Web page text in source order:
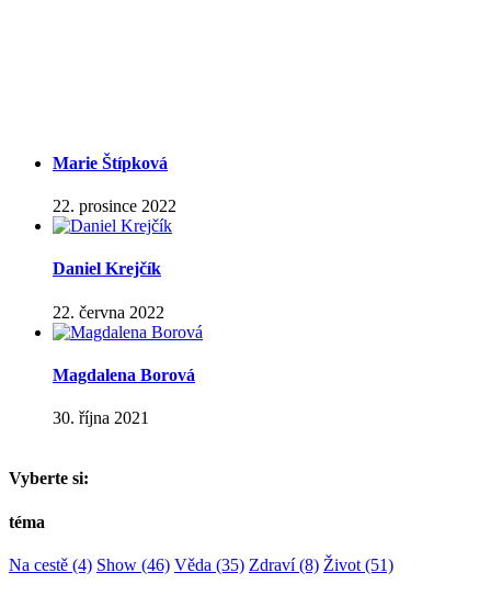
Marie Štípková
22. prosince 2022
Daniel Krejčík
22. června 2022
Magdalena Borová
30. října 2021
Vyberte si:
téma
Na cestě (4) Show (46) Věda (35) Zdraví(8) Život (51)